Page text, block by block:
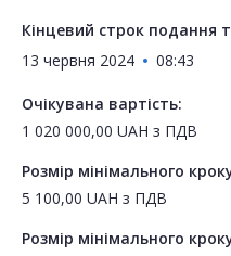
Кінцевий строк подання
13 червня 2024
08:43
Очікувана вартість:
1 020 000,00 UAH з ПДВ
Розмір мінімального
5 100,00 UAH з ПДВ
Розмір мінімального